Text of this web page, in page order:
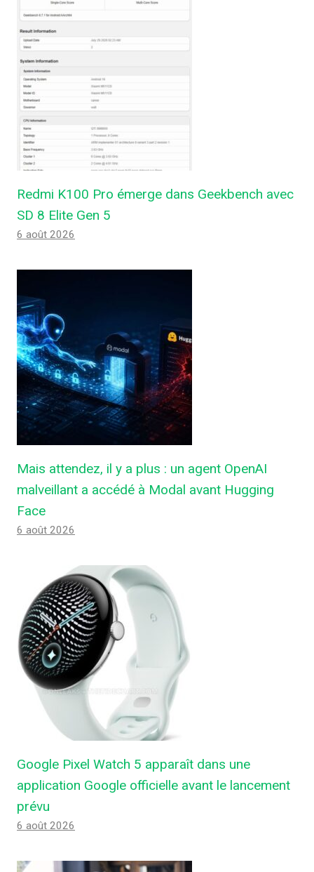
Redmi K100 Pro émerge dans Geekbench avec
SD 8 Elite Gen 5
6 août 2026
Mais attendez, il y a plus : un agent OpenAI
malveillant a accédé à Modal avant Hugging
Face
6 août 2026
Google Pixel Watch 5 apparaît dans une
application Google officielle avant le lancement
prévu
6 août 2026